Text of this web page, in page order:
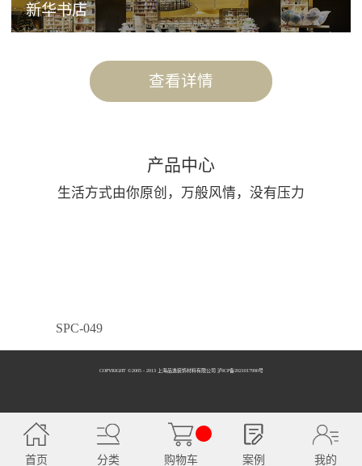
新华书店
查看详情
产品中心
生活方式由你原创，万般风情，没有压力
SPC-049
SPC-050
COPYRIGHT ©2005 - 2013 上海品逸装饰材料有限公司 泸ICP备2021017990号
首页 分类 购物车 案例 我的